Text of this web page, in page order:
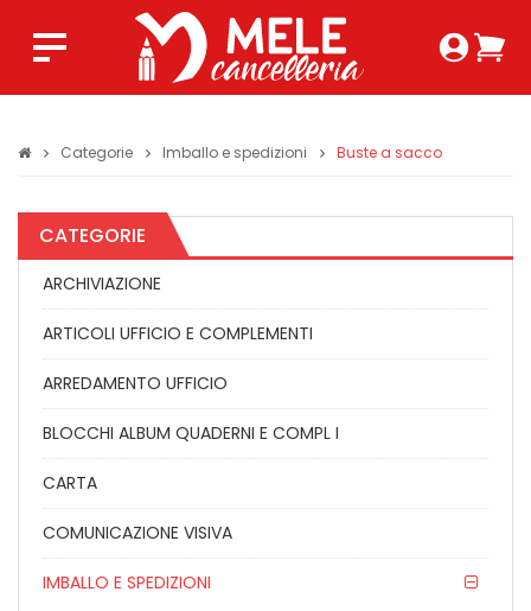
Login
Categorie Imballo e spedizioni Buste a sacco
CATEGORIE
ARCHIVIAZIONE
ARTICOLI UFFICIO E COMPLEMENTI
ARREDAMENTO UFFICIO
BLOCCHI ALBUM QUADERNI E COMPL I
CARTA
COMUNICAZIONE VISIVA
IMBALLO E SPEDIZIONI